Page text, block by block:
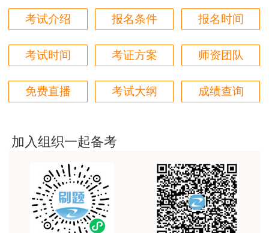
得懂。简答题总结的也很到位。
用户m4****68
本门课程老师讲的很细致，每个章节都讲到位了。特
别是财务评价那个章节，深入浅出，强化训练，效果
很好。
用户m5****88
听他的课过的！
客户回复迅速，热心解答，购买体验很不错。
用户m2****88
讲得好
考试介绍 报名条件 报名时间
考试时间 考证方案 师资团队
免费直播 考试大纲 成绩查询
加入组织一起备考